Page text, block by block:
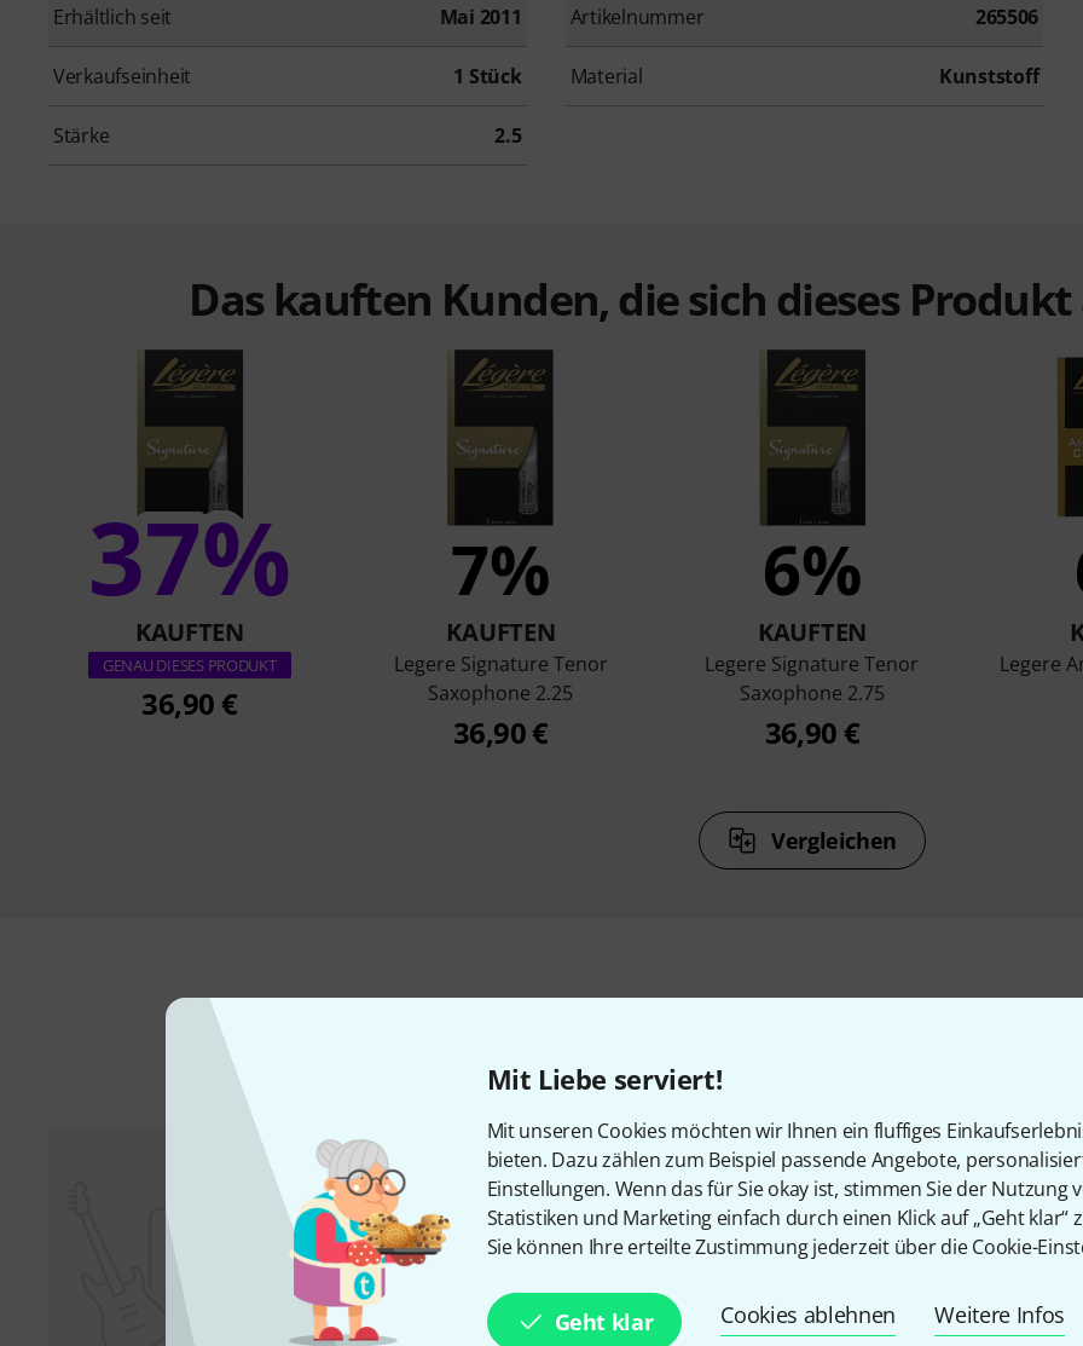
Mit Liebe serviert!
Mit unseren Cookies möchten wir Ihnen ein fluffiges
bieten. Dazu zählen zum Beispiel passende Angebote,
Einstellungen. Wenn das für Sie okay ist, stimmen Sie der Nutzung
Statistiken und Marketing einfach durch einen Klick auf „Geht klar“
Sie können Ihre erteilte Zustimmung jederzeit über die Cookie-
Geht klar Cookies ablehnen Weitere Infos
Erhältlich seit Mai 2011 Artikelnummer 265506
Verkaufseinheit 1 Stück Material Kunststoff
Stärke 2.5
Das kauften Kunden, die sich dieses
37%
KAUFTEN
GENAU DIESES PRODUKT
36,90 €
7%
KAUFTEN
Legere Signature Tenor
Saxophone 2.25
36,90 €
6%
KAUFTEN
Legere Signature Tenor
Saxophone 2.75
36,90 €
Legere
Vergleichen
Zubehör & passende Artikel